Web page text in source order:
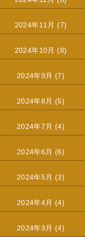
2024年11月 (7)
2024年10月 (8)
2024年9月 (7)
2024年8月 (5)
2024年7月 (4)
2024年6月 (6)
2024年5月 (3)
2024年4月 (4)
2024年3月 (4)